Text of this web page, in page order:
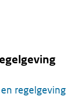
regelgeving